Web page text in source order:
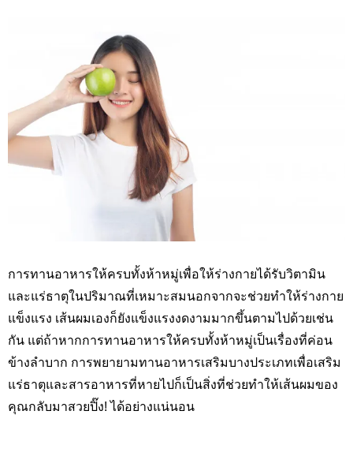
การทานอาหารให้ครบทั้งห้าหมู่เพื่อให้ร่างกายได้รับวิตามิน
และแร่ธาตุในปริมาณที่เหมาะสมนอกจากจะช่วยทำให้ร่างกาย
แข็งแรง เส้นผมเองก็ยังแข็งแรงงดงามมากขึ้นตามไปด้วยเช่น
กัน แต่ถ้าหากการทานอาหารให้ครบทั้งห้าหมู่เป็นเรื่องที่ค่อน
ข้างลำบาก การพยายามทานอาหารเสริมบางประเภทเพื่อเสริม
แร่ธาตุและสารอาหารที่หายไปก็เป็นสิ่งที่ช่วยทำให้เส้นผมของ
คุณกลับมาสวยปิ๊ง!ได้อย่างแน่นอน